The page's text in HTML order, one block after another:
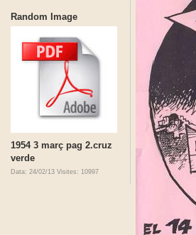
Random Image
1954 3 març pag 2.cruz
verde
Data: 24/02/13 Visites: 10997